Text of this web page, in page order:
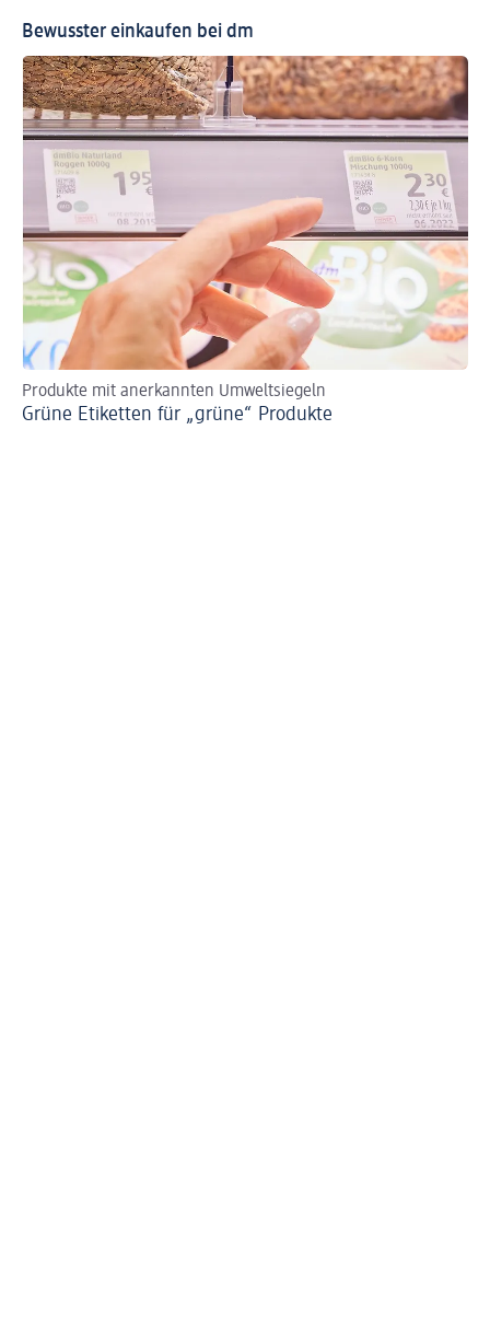
Bewusster einkaufen bei dm
Produkte mit anerkannten Umweltsiegeln
Grüne Etiketten für „grüne“ Produkte